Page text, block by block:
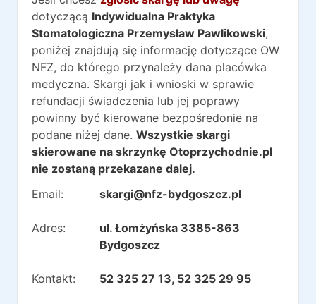
dotyczącą Indywidualna Praktyka
Stomatologiczna Przemysław Pawlikowski,
poniżej znajdują się informację dotyczące OW
NFZ, do którego przynależy dana placówka
medyczna. Skargi jak i wnioski w sprawie
refundacji świadczenia lub jej poprawy
powinny być kierowane bezpośredonie na
podane niżej dane. Wszystkie skargi
skierowane na skrzynkę Otoprzychodnie.pl
nie zostaną przekazane dalej.
Email:
skargi@nfz-bydgoszcz.pl
Adres:
ul. Łomżyńska 3385-863
Bydgoszcz
Kontakt: 52 325 27 13, 52 325 29 95